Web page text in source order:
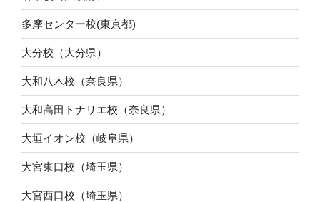
多摩センター校(東京都)
大分校（大分県）
大和八木校（奈良県）
大和高田トナリエ校（奈良県）
大垣イオン校（岐阜県）
大宮東口校（埼玉県）
大宮西口校（埼玉県）